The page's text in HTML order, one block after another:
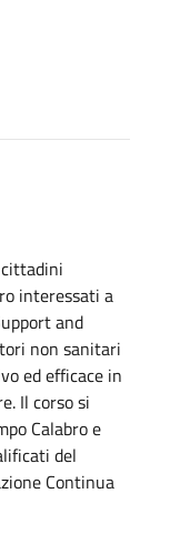
interessati a
and
non sanitari
ed efficace in
Il corso si
Calabro e
del
Continua